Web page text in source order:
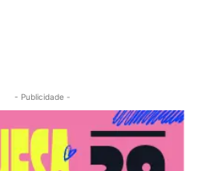
- Publicidade -